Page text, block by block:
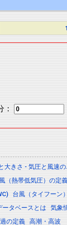
：
大きさ - 気圧と風速
（熱帯低気圧）の定
台風（タイフーン
ータベースとは
気象
の定義 高潮・高波